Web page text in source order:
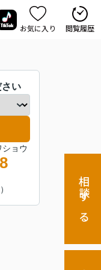
お気に入り 閲覧履歴
相談する
い
ョウ